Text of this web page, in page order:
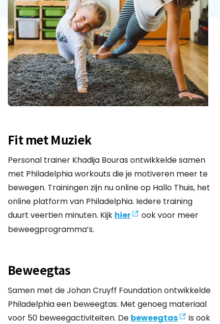
Fit met Muziek
Personal trainer Khadija Bouras ontwikkelde samen
met Philadelphia workouts die je motiveren meer te
bewegen. Trainingen zijn nu online op Hallo Thuis, het
online platform van Philadelphia. Iedere training
duurt veertien minuten. Kijk hier
ook voor meer
beweegprogramma’s.
Beweegtas
Samen met de Johan Cruyff Foundation ontwikkelde
Philadelphia een beweegtas. Met genoeg materiaal
voor 50 beweegactiviteiten. De beweegtas
is ook